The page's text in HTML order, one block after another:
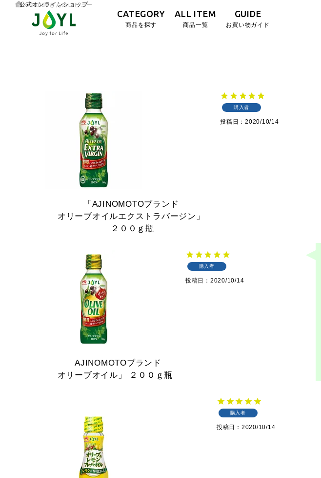
公式オンラインショップ
CATEGORY
商品を探す
ALL ITEM
商品一覧
GUIDE
お買い物ガイド
nandeさんのレビュー
「AJINOMOTOブランド
オリーブオイルエクストラバージン」
２００ｇ瓶
購入者
投稿日 2020/10/14
「AJINOMOTOブランド
オリーブオイル」
２００ｇ瓶
購入者
投稿日 2020/10/14
購入者
投稿日 2020/10/14